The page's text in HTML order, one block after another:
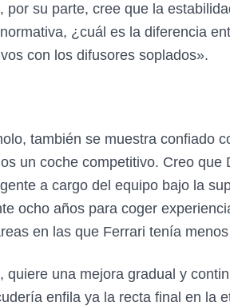
su parte, cree que la
¿cuál es la diferencia
con los difusores soplados».
también se muestra confiado
un coche competitivo. Creo
a cargo del equipo bajo la
ocho años para coger
en las que Ferrari tenía
una mejora gradual y
enfila ya la recta final en la